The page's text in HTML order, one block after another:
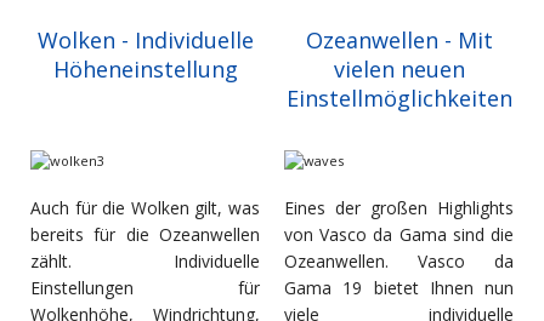
Wolken - Individuelle
Höheneinstellung
Ozeanwellen - Mit
vielen neuen
Einstellmöglichkeiten
Auch für die Wolken gilt, was
bereits für die Ozeanwellen
zählt. Individuelle
Einstellungen für
Wolkenhöhe, Windrichtung,
Eines der großen Highlights
von Vasco da Gama sind die
Ozeanwellen. Vasco da
Gama 19 bietet Ihnen nun
viele individuelle